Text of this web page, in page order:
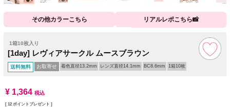
その他カラーこちら リアルレポこちら📸
1箱10枚入り
[1day] レヴィアサークル ムースブラウン
送料無料 お取寄せ 着色直径13.2mm レンズ直径14.1mm BC8.6mm 1箱10枚
¥ 1,364 税込
[ 12 ポイントプレゼント ]